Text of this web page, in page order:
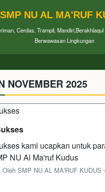
SMP NU AL MA'RUF
Cerdas, Trampil,
Berwawasan Lingkungan
NOVEMBER 2025
kami ucapkan untuk
NU Al Ma'ruf Kudus
Oleh SMP NU AL MA'RUF KUDUS -